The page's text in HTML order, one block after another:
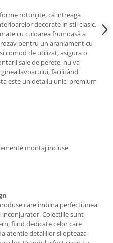
rotunjite, ca intreaga
decorate in stil clasic.
cu culoarea frumoasă a
pentru un aranjament cu
comod de utilizat, asigura o
sale de perete, nu va
lavoarului, facilitând
este un detaliu unic, premium
montaj incluse
care imbina perfectiunea
inconjurator. Colectiile sunt
fiind dedicate celor care
atentie detaliilor si opteaza